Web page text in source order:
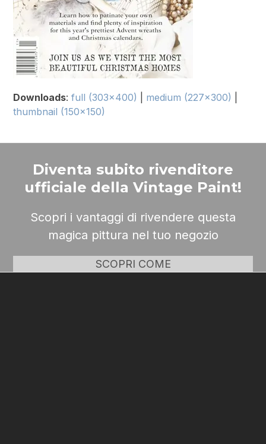
Downloads:full (303x400) medium (227x300)
thumbnail (150x150)
Diventa subito rivenditore
ufficiale della Vintage Paint!
Scopri i vantaggi di rivendere questa
magica pittura nel tuo negozio
SCOPRI COME